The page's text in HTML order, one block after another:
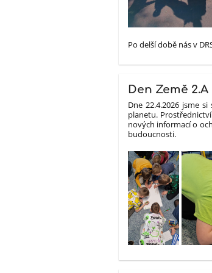
Po delší době nás v
Den Země 2.A
Dne 22.4.2026 jsme
planetu.
nových informací o
budoucnosti.